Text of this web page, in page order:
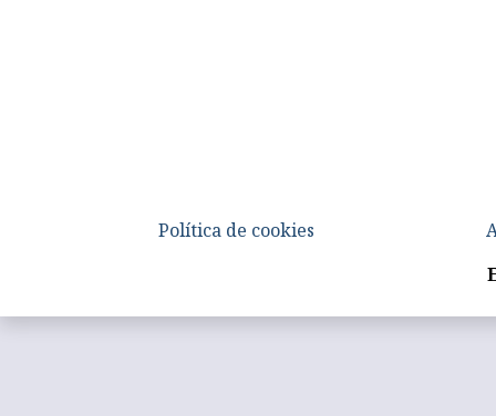
Política de cookies